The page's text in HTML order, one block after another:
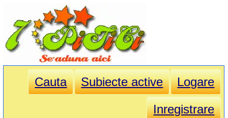
Cauta Subiecte active
Logare
Inregistrare